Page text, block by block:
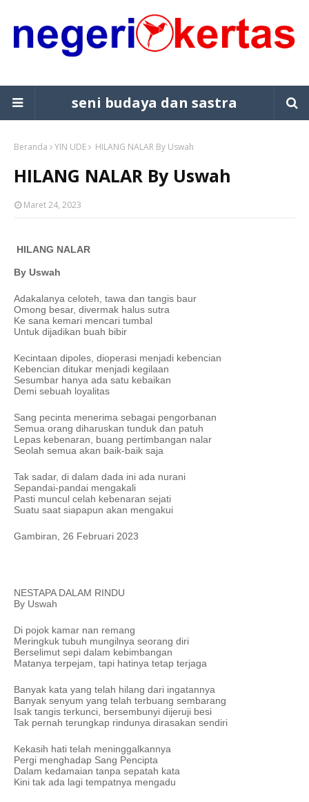
seni budaya dan sastra
Beranda YIN UDE HILANG NALAR By Uswah
HILANG NALAR By Uswah
Maret 24, 2023
HILANG NALAR
By Uswah
Adakalanya celoteh, tawa dan tangis baur
Omong besar, divermak halus sutra
Ke sana kemari mencari tumbal
Untuk dijadikan buah bibir
Kecintaan dipoles, dioperasi menjadi kebencian
Kebencian ditukar menjadi kegilaan
Sesumbar hanya ada satu kebaikan
Demi sebuah loyalitas
Sang pecinta menerima sebagai pengorbanan
Semua orang diharuskan tunduk dan patuh
Lepas kebenaran, buang pertimbangan nalar
Seolah semua akan baik-baik saja
Tak sadar, di dalam dada ini ada nurani
Sepandai-pandai mengakali
Pasti muncul celah kebenaran sejati
Suatu saat siapapun akan mengakui
Gambiran, 26 Februari 2023
NESTAPA DALAM RINDU
By Uswah
Di pojok kamar nan remang
Meringkuk tubuh mungilnya seorang diri
Berselimut sepi dalam kebimbangan
Matanya terpejam, tapi hatinya tetap terjaga
Banyak kata yang telah hilang dari ingatannya
Banyak senyum yang telah terbuang sembarang
Isak tangis terkunci, bersembunyi dijeruji besi
Tak pernah terungkap rindunya dirasakan sendiri
Kekasih hati telah meninggalkannya
Pergi menghadap Sang Pencipta
Dalam kedamaian tanpa sepatah kata
Kini tak ada lagi tempatnya mengadu